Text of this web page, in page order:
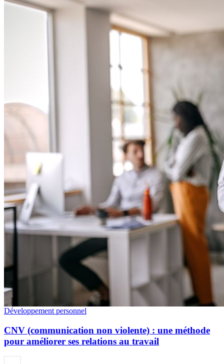
Développement personnel
CNV (communication non violente) : une méthode
pour améliorer ses relations au travail